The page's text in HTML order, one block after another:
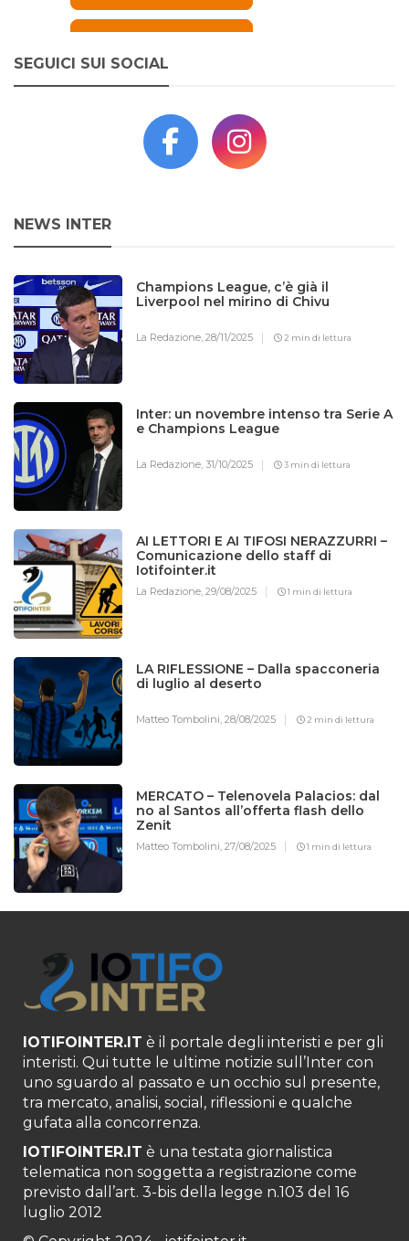
SEGUICI SUI SOCIAL
NEWS INTER
Champions League, c’è già il
Liverpool nel mirino di Chivu
La Redazione,28/11/2025 2 min di lettura
Inter: un novembre intenso tra Serie A
e Champions League
La Redazione,31/10/2025 3 min di lettura
AI LETTORI E AI TIFOSI NERAZZURRI –
Comunicazione dello staff di
Iotifointer.it
La Redazione,29/08/2025 1 min di lettura
LA RIFLESSIONE – Dalla spacconeria
di luglio al deserto
Matteo Tombolini,28/08/2025 2 min di lettura
MERCATO – Telenovela Palacios: dal
no al Santos all’offerta flash dello
Zenit
Matteo Tombolini,27/08/2025 1 min di lettura
IOTIFOINTER.IT è il portale degli interisti e per gli
interisti. Qui tutte le ultime notizie sull’Inter con
uno sguardo al passato e un occhio sul presente,
tra mercato, analisi, social, riflessioni e qualche
gufata alla concorrenza.
IOTIFOINTER.IT è una testata giornalistica
telematica non soggetta a registrazione come
previsto dall’art. 3-bis della legge n.103 del 16
luglio 2012